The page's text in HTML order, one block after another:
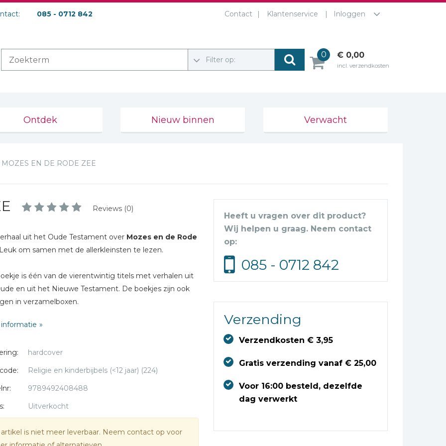
085 - 0712 842 Contact Klantenservice Inloggen
Filter op:
0 € 0,00
incl. verzendkosten
Ontdek Nieuw binnen Verwacht
MOZES EN DE RODE ZEE
Reviews (0)
uit het Oude Testament over Mozes en de Rode
om samen met de allerkleinsten te lezen.
is één van de vierentwintig titels met verhalen uit
en uit het Nieuwe Testament. De boekjes zijn ook
in verzamelboxen.
hardcover
Religie en kinderbijbels (<12 jaar) (224)
9789492408488
Uitverkocht
is niet meer leverbaar. Neem contact op voor
Heeft u vragen over dit product?
Wij helpen u graag. Neem contact
op:
085 - 0712 842
Verzending
Verzendkosten € 3,95
Gratis verzending vanaf € 25,00
Voor 16:00 besteld, dezelfde
dag verwerkt